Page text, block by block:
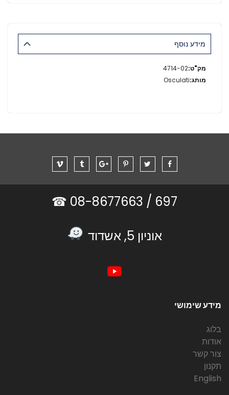
מידע נוסף
מידע
נוסף
4714-02
Osculati
697 /
אוניון 5, אשדוד
מידע שימושי
בלוג
אודות
צור קשר
תקנון
English